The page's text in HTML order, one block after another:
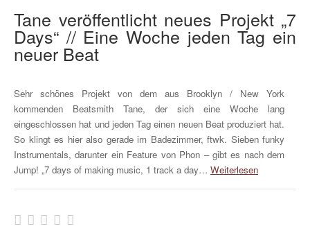
Tane veröffentlicht neues Projekt „7
Days“ // Eine Woche jeden Tag ein
neuer Beat
Sehr schönes Projekt von dem aus Brooklyn / New York
kommenden Beatsmith Tane, der sich eine Woche lang
eingeschlossen hat und jeden Tag einen neuen Beat produziert hat.
So klingt es hier also gerade im Badezimmer, ftwk. Sieben funky
Instrumentals, darunter ein Feature von Phon – gibt es nach dem
Jump! „7 days of making music, 1 track a day… Weiterlesen